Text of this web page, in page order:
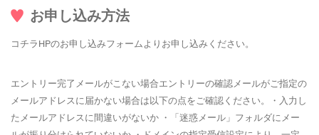
お申し込み方法
コチラHPのお申し込みフォームよりお申し込みください。
エントリー完了メールがこない場合エントリーの確認メールがご指定の
メールアドレスに届かない場合は以下の点をご確認ください。・入力し
たメールアドレスに間違いがないか ・「迷惑メール」フォルダにメー